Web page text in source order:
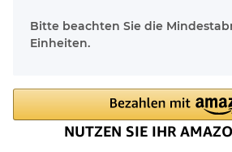
Bitte beachten Sie die
Einheiten.